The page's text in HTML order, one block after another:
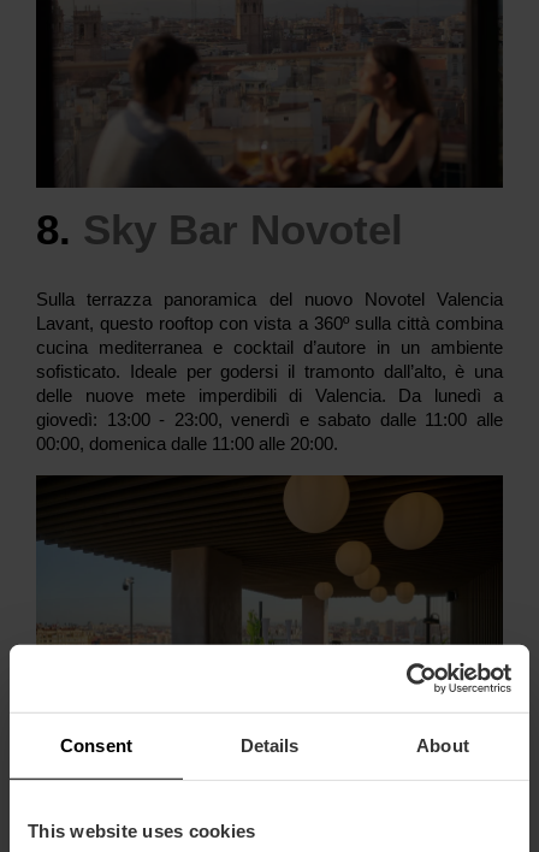
Consent Details About
This website uses cookies
8. Sky Bar Novotel
Sulla terrazza panoramica del nuovo Novotel Valencia
Lavant, questo rooftop con vista a 360º sulla città combina
cucina mediterranea e cocktail d’autore in un ambiente
sofisticato. Ideale per godersi il tramonto dall’alto, è una
delle nuove mete imperdibili di Valencia. Da lunedì a
giovedì: 13:00 - 23:00, venerdì e sabato dalle 11:00 alle
00:00, domenica dalle 11:00 alle 20:00.
9.Hotel Palacio Vallier